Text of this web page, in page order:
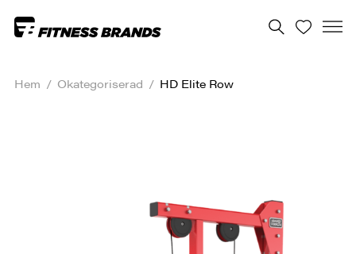
Hem / Okategoriserad / HD Elite Row